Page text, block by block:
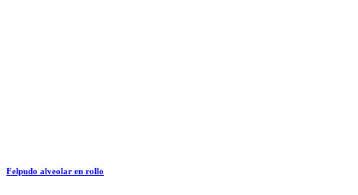
Felpudo alveolar en rollo